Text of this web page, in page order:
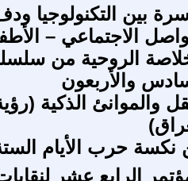
بين التكنولوجيا
الاجتماعي –
الروحية من
والأربعون
والموانئ الذكية
نكسة حرب الأيام
الرابع عشر